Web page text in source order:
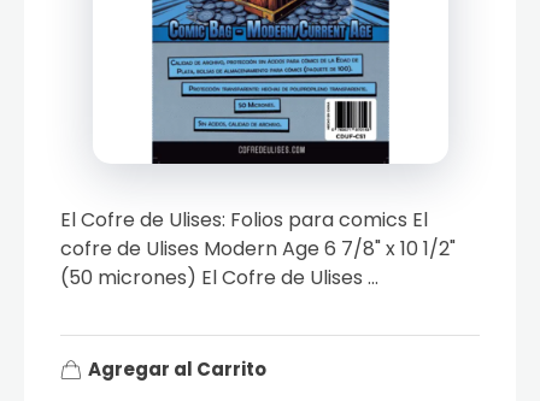
El Cofre de Ulises: Folios para comics El
cofre de Ulises Modern Age 6 7/8" x 10 1/2"
(50 micrones) El Cofre de Ulises ...
Agregar al Carrito